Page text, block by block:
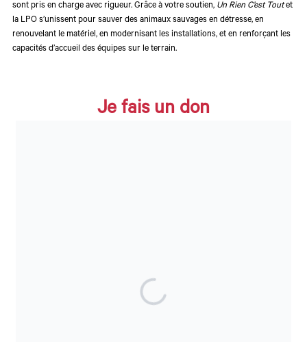
sont pris en charge avec rigueur. Grâce à votre soutien, Un Rien C’est Toutet
la LPOs’unissent pour sauver des animaux sauvages en détresse, en
renouvelant le matériel, en modernisant les installations, et en renforçant les
capacités d’accueil des équipes sur le terrain.
Je fais un don
Ces interventions sont longues, complexes, et souvent vitales. Chaque
animal soigné représente une victoire précieuse pour la biodiversité. Ce